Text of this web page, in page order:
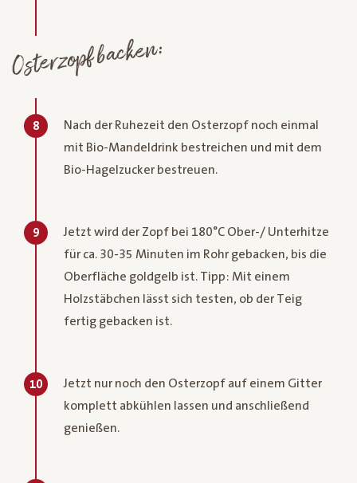
Osterzopf backen:
8
Nach der Ruhezeit den Osterzopf noch einmal
mit Bio-Mandeldrink bestreichen und mit dem
Bio-Hagelzucker bestreuen.
9
Jetzt wird der Zopf bei 180°C Ober-/ Unterhitze
für ca. 30-35 Minuten im Rohr gebacken, bis die
Oberfläche goldgelb ist. Tipp: Mit einem
Holzstäbchen lässt sich testen, ob der Teig
fertig gebacken ist.
10
Jetzt nur noch den Osterzopf auf einem Gitter
komplett abkühlen lassen und anschließend
genießen.